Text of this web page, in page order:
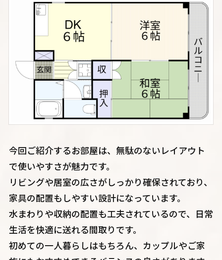
今回ご紹介するお部屋は、無駄のないレイアウト
で使いやすさが魅力です。
リビングや居室の広さがしっかり確保されており、
家具の配置もしやすい設計になっています。
水まわりや収納の配置も工夫されているので、日常
生活を快適に送れる間取りです。
初めての一人暮らしはもちろん、カップルやご家